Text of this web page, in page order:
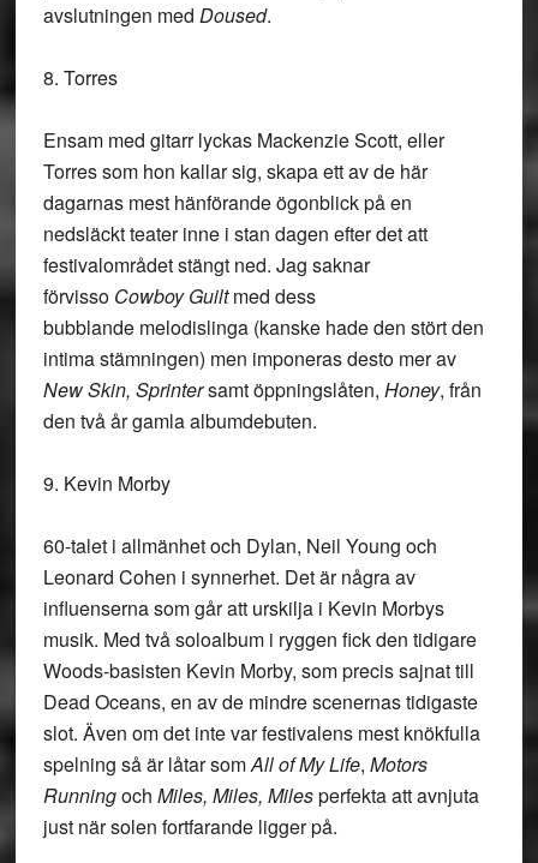
avslutningen med Doused.
8. Torres
Ensam med gitarr lyckas Mackenzie Scott, eller
Torres som hon kallar sig, skapa ett av de här
dagarnas mest hänförande ögonblick på en
nedsläckt teater inne i stan dagen efter det att
festivalområdet stängt ned. Jag saknar
förvisso Cowboy Guiltmed dess
bubblande melodislinga (kanske hade den stört den
intima stämningen) men imponeras desto mer av
New Skin, Sprintersamt öppningslåten, Honey, från
den två år gamla albumdebuten.
9. Kevin Morby
60-talet i allmänhet och Dylan, Neil Young och
Leonard Cohen i synnerhet. Det är några av
influenserna som går att urskilja i Kevin Morbys
musik. Med två soloalbum i ryggen fick den tidigare
Woods-basisten Kevin Morby, som precis sajnat till
Dead Oceans, en av de mindre scenernas tidigaste
slot. Även om det inte var festivalens mest knökfulla
spelning så är låtar somAll of My Life, Motors
Runningoch Miles, Miles, Milesperfekta att avnjuta
just när solen fortfarande ligger på.